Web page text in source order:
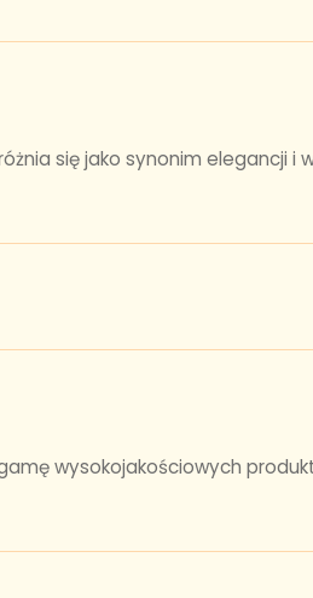
się jako synonim elegancji
wysokojakościowych